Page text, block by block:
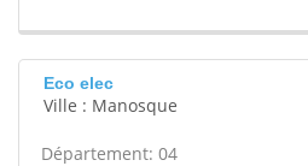
Eco elec
Ville : Manosque
Département: 04